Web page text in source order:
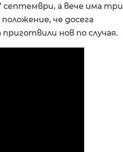
а вече има три
положение, че досега
нов по случая.